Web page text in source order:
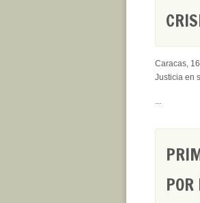
Caracas,
Justicia en
...